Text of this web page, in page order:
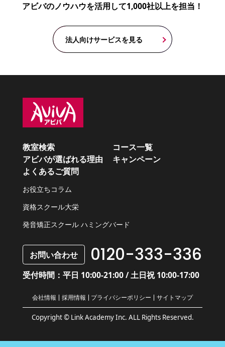
アビバのノウハウを活用して1,000社以上を担当！
法人向けサービスを見る
教室検索
コース一覧
アビバが選ばれる理由
キャンペーン
よくあるご質問
お役立ちコラム
資格スクール大栄
発音矯正スクール ハミングバード
お問い合わせ 0120-333-336
受付時間：平日 10:00-21:00 / 土日祝 10:00-17:00
Copyright © Link Academy Inc. ALL Rights Reserved.
会社情報 採用情報 プライバシーポリシー サイトマップ